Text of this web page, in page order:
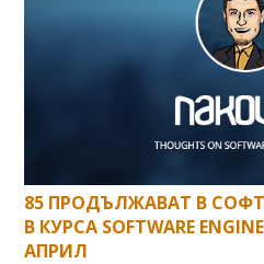
85 ПРОДЪЛЖАВАТ В
В КУРСА SOFTWARE
АПРИЛ